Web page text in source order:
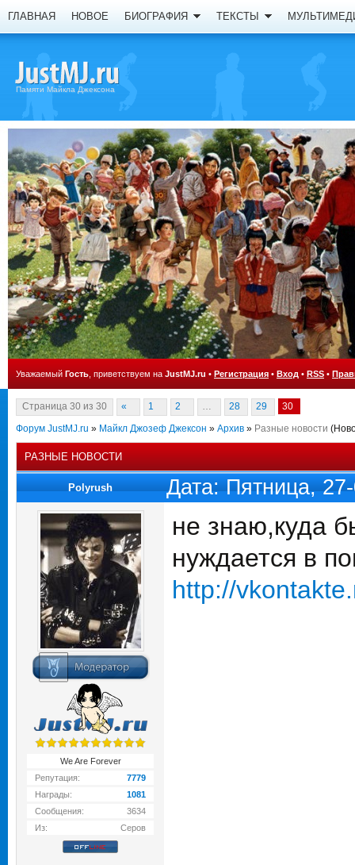
ГЛАВНАЯ НОВОЕ БИОГРАФИЯ ТЕКСТЫ
Памяти Майкла Джексона
Уважаемый Гость , приветствуем на JustMJ.ru • Регистрация • Вход • RSS •
Страница 30 из 30 « 1 2 … 28 29
30
Форум JustMJ.ru » Майкл Джозеф Джексон » Архив » Разные новости
РАЗНЫЕ НОВОСТИ
Polyrush Дата: Пятница,
We Are Forever
Репутация:
7779
Награды:
1081
Сообщения:
3634
Из:
Серов
не знаю,куда
нуждается в
http://